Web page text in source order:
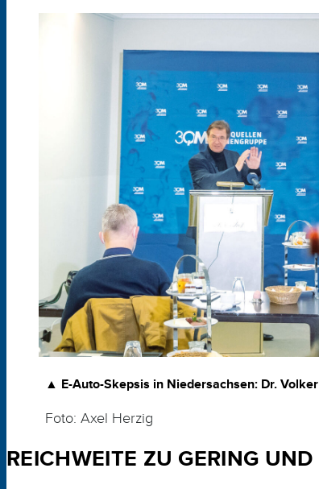
▲ E-Auto-Skepsis in Niedersachsen: Dr.
Foto: Axel Herzig
REICHWEITE ZU GERING